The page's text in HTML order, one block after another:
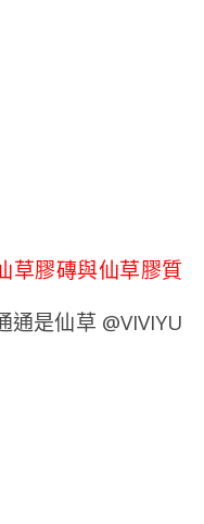
草膠磚與仙草膠質